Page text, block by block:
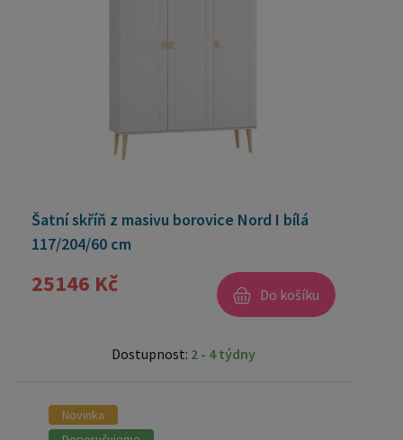
Šatní skříň z masivu borovice Nord I bílá
117/204/60 cm
25146 Kč Do košíku
Dostupnost: 2 - 4 týdny
Novinka